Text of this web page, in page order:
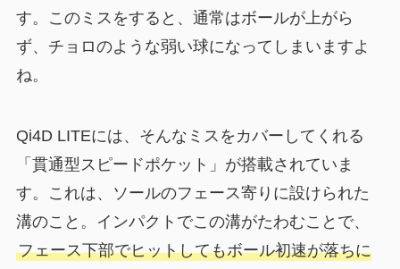
す。このミスをすると、通常はボールが上がら
ず、チョロのような弱い球になってしまいますよ
ね。
Qi4D LITEには、そんなミスをカバーしてくれる
「貫通型スピードポケット」が搭載されていま
す。これは、ソールのフェース寄りに設けられた
溝のこと。インパクトでこの溝がたわむことで、
フェース下部でヒットしてもボール初速が落ちに